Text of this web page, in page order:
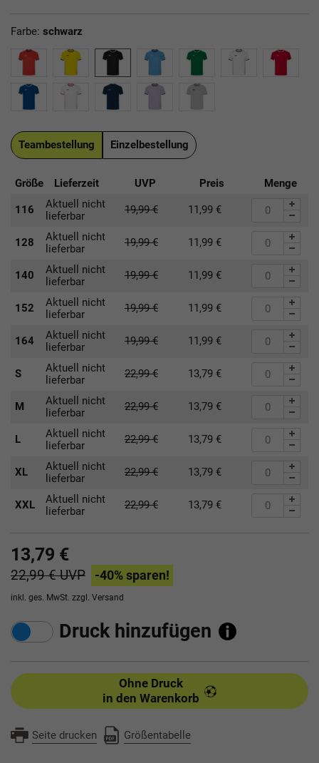
Farbe: schwarz
Teambestellung Einzelbestellung
Größe Lieferzeit UVP Preis Menge
116
Aktuell nicht
lieferbar
19,99€ 11,99 €
128
Aktuell nicht
lieferbar
19,99€ 11,99 €
140
Aktuell nicht
lieferbar
19,99€ 11,99 €
152
Aktuell nicht
lieferbar
19,99€ 11,99 €
164
Aktuell nicht
lieferbar
19,99€ 11,99 €
S
Aktuell nicht
lieferbar
22,99€ 13,79 €
M
Aktuell nicht
lieferbar
22,99€ 13,79 €
L
Aktuell nicht
lieferbar
22,99€ 13,79 €
XL
Aktuell nicht
lieferbar
22,99€ 13,79 €
XXL
Aktuell nicht
lieferbar
22,99€ 13,79 €
13,79 €
22,99 €UVP -40% sparen!
inkl. ges. MwSt. zzgl. Versand
Druck hinzufügen
Ohne Druck
in den Warenkorb
Seite drucken Größentabelle